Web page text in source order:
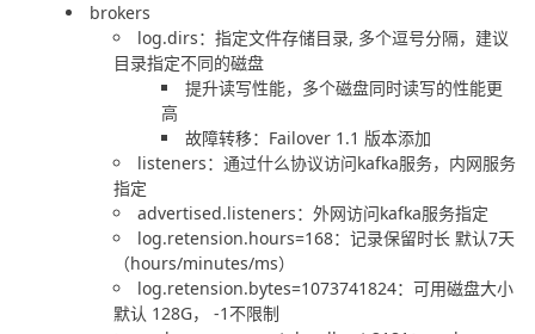
brokers
log.dirs：指定文件存储目录, 多个逗号分隔，建议
目录指定不同的磁盘
提升读写性能，多个磁盘同时读写的性能更
高
故障转移：Failover 1.1 版本添加
listeners：通过什么协议访问kafka服务，内网服务
指定
advertised.listeners：外网访问kafka服务指定
log.retension.hours=168：记录保留时长 默认7天
（hours/minutes/ms）
log.retension.bytes=1073741824：可用磁盘大小
默认 128G， -1不限制